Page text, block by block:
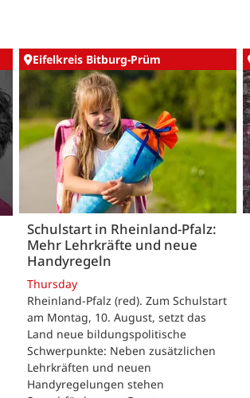
Eifelkreis Bitburg-Prüm
Schulstart in Rheinland-Pfalz:
Mehr Lehrkräfte und neue
Handyregeln
Thursday
Rheinland-Pfalz (red). Zum Schulstart
am Montag, 10. August, setzt das
Land neue bildungspolitische
Schwerpunkte: Neben zusätzlichen
Lehrkräften und neuen
Handyregelungen stehen